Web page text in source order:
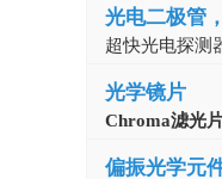
光电二极管
超快光电探测
光学镜片
Chroma滤光
偏振光学元